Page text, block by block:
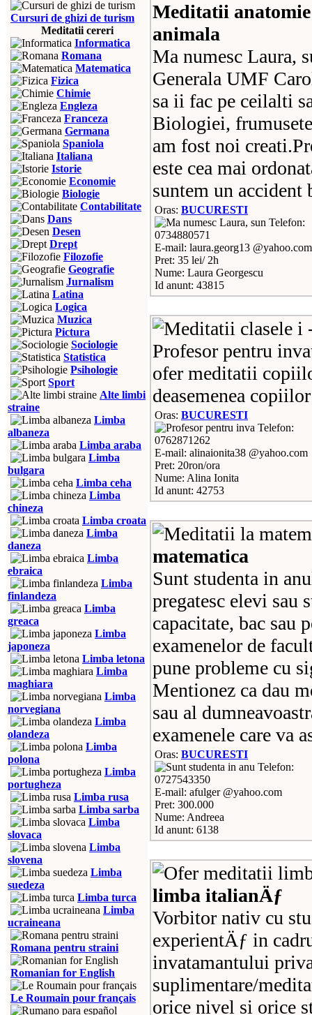
Cursuri de ghizi de turism
Meditatii cereri
Informatica
Romana
Matematica
Fizica
Chimie
Engleza
Franceza
Germana
Spaniola
Italiana
Istorie
Economie
Biologie
Contabilitate
Dans
Desen
Drept
Filozofie
Geografie
Jurnalism
Latina
Logica
Muzica
Pictura
Sociologie
Statistica
Psihologie
Sport
Alte limbi
straine
Limba
albaneza
Limba araba
Limba
bulgara
Limba ceha
Limba
chineza
Limba croata
Limba
daneza
Limba
ebraica
Limba
finlandeza
Limba
greaca
Limba
japoneza
Limba letona
Limba
maghiara
Limba
norvegiana
Limba
olandeza
Limba
polona
Limba
portugheza
Limba rusa
Limba sarba
Limba
slovaca
Limba
slovena
Limba
suedeza
Limba turca
Limba
ucraineana
Romana pentru straini
Romanian for English
Le Roumain pour français
Meditatii
animala
Ma numesc Laura,
Generala UMF
sa ii fac pe ceilalti
Biologiei,
am fost noi
este cea mai
suntem un accident
Oras: BUCURESTI
Telefon:
0734880571
E-mail: laura.georg13 @yahoo.com
Pret: 35 lei/ 2h
Nume: Laura Georgescu
Id anunt: 43815
Profesor pentru
ofer meditatii
deasemenea
Oras: BUCURESTI
Telefon:
0762871262
E-mail: alinaionita38 @yahoo.com
Pret: 20ron/ora
Nume: Alina Ionita
Id anunt: 42753
matematica
Sunt studenta in
pregatesc elevi sau
capacitate, bac sau
examenelor de
pune probleme cu
Mentionez ca dau
sau al
examenele care va
Oras: BUCURESTI
Telefon:
0727543350
E-mail: afulger @yahoo.com
Pret: 300.000
Nume: Andreea
Id anunt: 6138
limba italianÄƒ
Vorbitor nativ cu
experientÄƒ in
invatamantului
suplimentare/
orice nivel si orice